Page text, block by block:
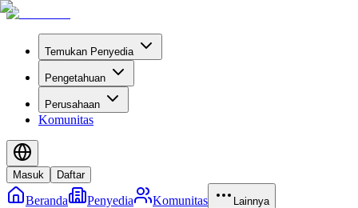
Temukan Penyedia
Pengetahuan
Perusahaan
Komunitas
Masuk Daftar
Beranda Penyedia Komunitas Lainnya